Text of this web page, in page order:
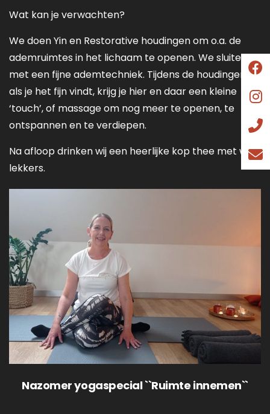
Wat kan je verwachten?
We doen Yin en Restorative houdingen om o.a. de
ademruimtes in het lichaam te openen. We sluiten af
met een fijne ademtechniek. Tijdens de houdingen,
als je het fijn vindt, krijg je hier en daar een kleine
‘touch’, of massage om nog meer te openen, te
ontspannen en te verdiepen.
Na afloop drinken wij een heerlijke kop thee met wat
lekkers.
Nazomer yogaspecial ``Ruimte innemen``